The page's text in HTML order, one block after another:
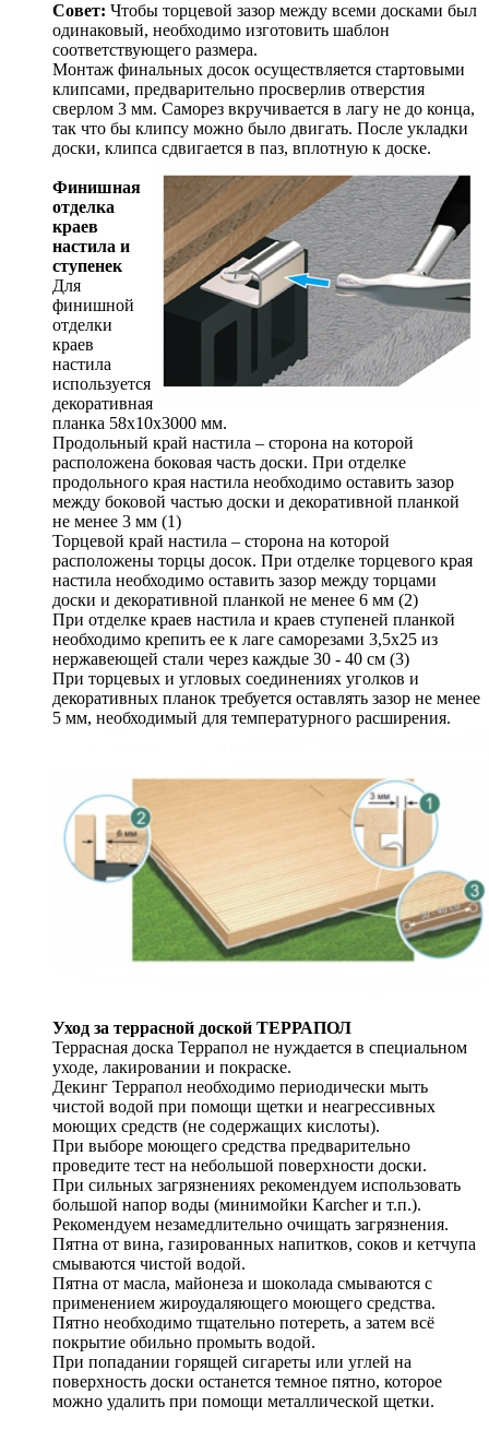
Совет: Чтобы торцевой зазор между всеми досками был
одинаковый, необходимо изготовить шаблон
соответствующего размера.
Монтаж финальных досок осуществляется стартовыми
клипсами, предварительно просверлив отверстия
сверлом 3 мм. Саморез вкручивается в лагу не до конца,
так что бы клипсу можно было двигать. После укладки
доски, клипса сдвигается в паз, вплотную к доске.
Финишная
отделка
краев
настила и
ступенек
Для
финишной
отделки
краев
настила
используется
декоративная
планка 58х10х3000 мм.
Продольный край настила – сторона на которой
расположена боковая часть доски. При отделке
продольного края настила необходимо оставить зазор
между боковой частью доски и декоративной планкой
не менее 3 мм (1)
Торцевой край настила – сторона на которой
расположены торцы досок. При отделке торцевого края
настила необходимо оставить зазор между торцами
доски и декоративной планкой не менее 6 мм (2)
При отделке краев настила и краев ступеней планкой
необходимо крепить ее к лаге саморезами 3,5х25 из
нержавеющей стали через каждые 30 - 40 см (3)
При торцевых и угловых соединениях уголков и
декоративных планок требуется оставлять зазор не менее
5 мм, необходимый для температурного расширения.
Уход за террасной доской ТЕРРАПОЛ
Террасная доска Террапол не нуждается в специальном
уходе, лакировании и покраске.
Декинг Террапол необходимо периодически мыть
чистой водой при помощи щетки и неагрессивных
моющих средств (не содержащих кислоты).
При выборе моющего средства предварительно
проведите тест на небольшой поверхности доски.
При сильных загрязнениях рекомендуем использовать
большой напор воды (минимойки Karcher и т.п.).
Рекомендуем незамедлительно очищать загрязнения.
Пятна от вина, газированных напитков, соков и кетчупа
смываются чистой водой.
Пятна от масла, майонеза и шоколада смываются с
применением жироудаляющего моющего средства.
Пятно необходимо тщательно потереть, а затем всё
покрытие обильно промыть водой.
При попадании горящей сигареты или углей на
поверхность доски останется темное пятно, которое
можно удалить при помощи металлической щетки.